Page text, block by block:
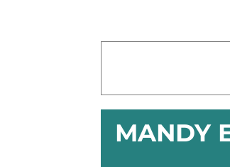
MANDY